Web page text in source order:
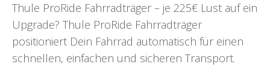
Thule ProRide Fahrradträger – je 225€ Lust auf ein
Upgrade? Thule ProRide Fahrradträger
positioniert Dein Fahrrad automatisch für einen
schnellen, einfachen und sicheren Transport.